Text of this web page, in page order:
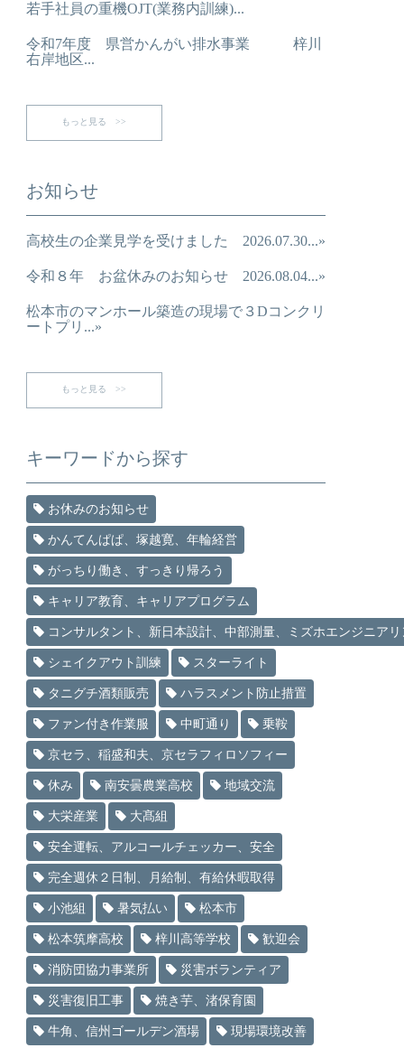
若手社員の重機OJT(業務内訓練)...
令和7年度 県営かんがい排水事業 梓川
右岸地区...
もっと見る >>
お知らせ
高校生の企業見学を受けました 2026.07.30...»
令和８年 お盆休みのお知らせ 2026.08.04...»
松本市のマンホール築造の現場で３Dコンクリ
ートプリ...»
もっと見る >>
キーワードから探す
お休みのお知らせ
かんてんぱぱ、塚越寛、年輪経営
がっちり働き、すっきり帰ろう
キャリア教育、キャリアプログラム
コンサルタント、新日本設計、中部測量、ミズホエンジニアリ
シェイクアウト訓練 スターライト
タニグチ酒類販売 ハラスメント防止措置
ファン付き作業服 中町通り 乗鞍
京セラ、稲盛和夫、京セラフィロソフィー
休み 南安曇農業高校 地域交流
大栄産業 大髙組
安全運転、アルコールチェッカー、安全
完全週休２日制、月給制、有給休暇取得
小池組 暑気払い 松本市
松本筑摩高校 梓川高等学校 歓迎会
消防団協力事業所 災害ボランティア
災害復旧工事 焼き芋、渚保育園
牛角、信州ゴールデン酒場 現場環境改善